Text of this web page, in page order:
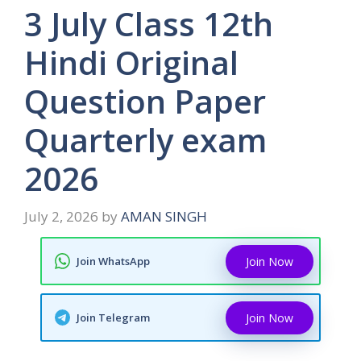
3 July Class 12th
Hindi Original
Question Paper
Quarterly exam
2026
July 2, 2026 by AMAN SINGH
Join WhatsApp Join Now
Join Telegram Join Now